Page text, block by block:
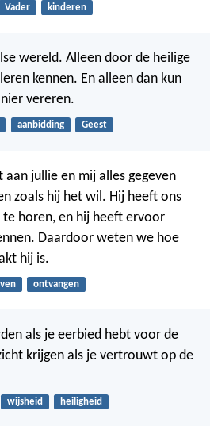
Vader kinderen
wereld. Alleen door de heilige
kennen. En alleen dan kun
vereren.
aanbidding Geest
aan jullie en mij alles gegeven
zoals hij het wil. Hij heeft ons
horen, en hij heeft ervoor
Daardoor weten we hoe
hij is.
ontvangen
als je eerbied hebt voor de
krijgen als je vertrouwt op de
wijsheid heiligheid